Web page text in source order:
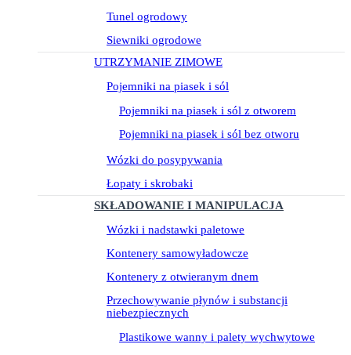
Tunel ogrodowy
Siewniki ogrodowe
UTRZYMANIE ZIMOWE
Pojemniki na piasek i sól
Pojemniki na piasek i sól z otworem
Pojemniki na piasek i sól bez otworu
Wózki do posypywania
Łopaty i skrobaki
SKŁADOWANIE I MANIPULACJA
Wózki i nadstawki paletowe
Kontenery samowyładowcze
Kontenery z otwieranym dnem
Przechowywanie płynów i substancji
niebezpiecznych
Plastikowe wanny i palety wychwytowe